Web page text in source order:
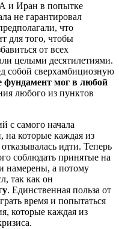
и Иран в попытке
не гарантировал
что
для того, чтобы
от всех
целыми десятилетиями.
собой сверхамбициозную
фундамент мог в любой
любого из пунктов
с самого начала
на которые каждая из
идти. Теперь
соблюдать принятые на
намерены, а потому
так как он
. Единственная польза от
время и попытаться
которые каждая из